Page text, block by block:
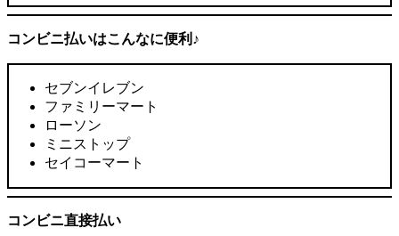
コンビニ払いはこんなに便利♪
セブンイレブン
ファミリーマート
ローソン
ミニストップ
セイコーマート
コンビニ直接払い